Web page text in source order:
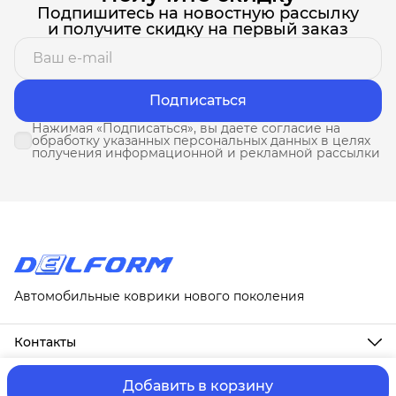
Добавить в корзину
Подпишитесь на новостную рассылку
и получите скидку на первый заказ
Подписаться
Нажимая «Подписаться», вы даете согласие на
обработку указанных персональных данных в целях
получения информационной и рекламной рассылки
Автомобильные коврики нового поколения
Контакты
Адрес
г. Москва, ул. Новослободская, д. 20, 1А
ⓒ ИП Третьякова Т.А.Оплата и Доставка